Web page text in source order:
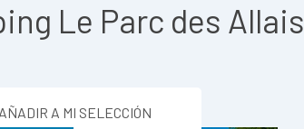
Le Parc des Allais
AÑADIR A MI SELECCIÓN